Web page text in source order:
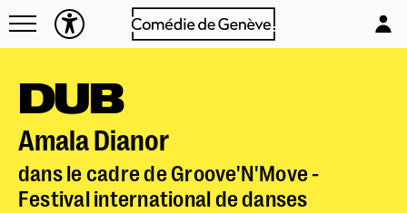
Navettes
Entreprises
Foire aux questions
L'équipe
Emplois & stages
Partenaires
Louer la Comédie
Technique
DUB
Amala Dianor
dans le cadre de Groove'N'Move -
Festival international de danses